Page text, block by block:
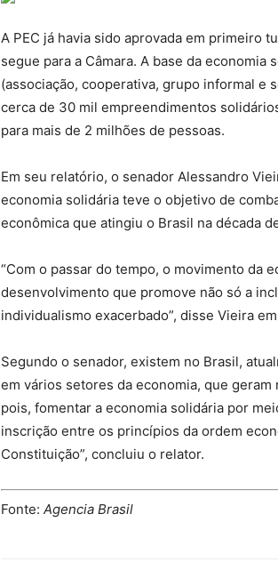
A PEC já havia sido aprovada em primeiro
segue para a Câmara. A base da
(associação, cooperativa, grupo informal e
cerca de 30 mil empreendimentos
para mais de 2 milhões de pessoas.
Em seu relatório, o senador Alessandro
economia solidária teve o objetivo de
econômica que atingiu o Brasil na década
“Com o passar do tempo, o movimento da
desenvolvimento que promove não só a
individualismo exacerbado”, disse Vieira
Segundo o senador, existem no Brasil,
em vários setores da economia, que
pois, fomentar a economia solidária por
inscrição entre os princípios da ordem
Constituição”, concluiu o relator.
Fonte: Agencia Brasil